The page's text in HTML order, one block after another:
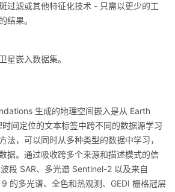
过滤或其他特征化技术 - 只需以更少的工
结果。
星嵌入数据集。
生成的地理空间嵌入是从 Earth
间定位的文本标签中跨不同的数据源学习
法，可以同时从多种类型的数据中学习，
据。通过吸收跨多个来源和描述模式的信
段 SAR、多光谱 Sentinel-2 以及来自
的多光谱、全色和热观测、GEDI 栅格冠层